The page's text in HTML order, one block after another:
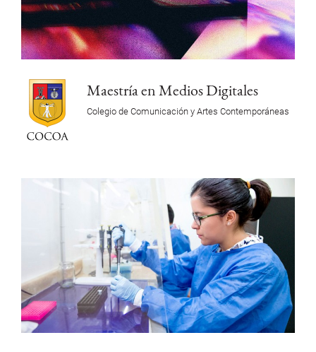
Maestría en Medios Digitales
Colegio de Comunicación y Artes Contemporáneas